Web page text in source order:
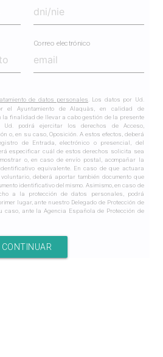
Correo electrónico
de datos personales. Los datos por Ud.
el Ayuntamiento de Alaquàs, en calidad de
la finalidad de llevar a cabo gestión de la presente
podrá ejercitar los derechos de Acceso,
o, en su caso, Oposición. A estos efectos, deberá
de Entrada, electrónico o presencial, del
especificar cuál de estos derechos solicita sea
o, en caso de envío postal, acompañar la
equivalente. En caso de que actuara
deberá aportar también documento que
identificativo del mismo. Asimismo, en caso de
a la protección de datos personales, podrá
lugar, ante nuestro Delegado de Protección de
caso, ante la Agencia Española de Protección de
CONTINUAR